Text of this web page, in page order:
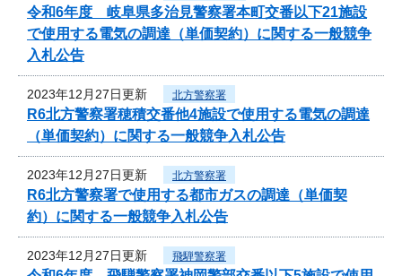
令和6年度 岐阜県多治見警察署本町交番以下21施設
で使用する電気の調達（単価契約）に関する一般競争
入札公告
2023年12月27日更新 北方警察署
R6北方警察署穂積交番他4施設で使用する電気の調達
（単価契約）に関する一般競争入札公告
2023年12月27日更新 北方警察署
R6北方警察署で使用する都市ガスの調達（単価契
約）に関する一般競争入札公告
2023年12月27日更新 飛騨警察署